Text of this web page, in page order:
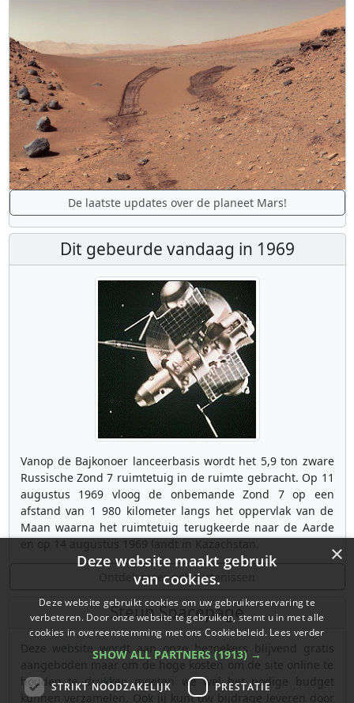
De laatste updates over de planeet Mars!
Dit gebeurde vandaag in 1969
Vanop de Bajkonoer lanceerbasis wordt het 5,9 ton zware
Russische Zond 7 ruimtetuig in de ruimte gebracht. Op 11
augustus 1969 vloog de onbemande Zond 7 op een
afstand van 1 980 kilometer langs het oppervlak van de
Maan waarna het ruimtetuig terugkeerde naar de Aarde
Ontdek meer gebeurtenissen
Steun Spacepage
Deze website wordt aan onze bezoekers blijvend gratis
aangeboden maar om de hoge kosten om de site online te
houden te drukken moeten we wel het nodige budget
kunnen verzamelen. Ook jij kunt uw bijdrage leveren door
×
Deze website maakt gebruik
van cookies.
Deze website gebruikt cookies om uw gebruikerservaring te
verbeteren. Door onze website te gebruiken, stemt u in met alle
cookies in overeenstemming met ons Cookiebeleid. Lees verder
SHOW ALL PARTNERS (1913) →
STRIKT NOODZAKELIJK PRESTATIE